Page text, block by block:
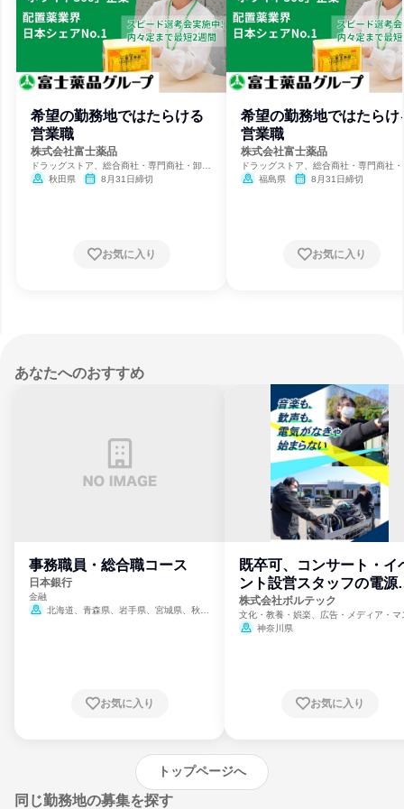
希望の勤務地ではたらける
営業職
株式会社富士薬品
ドラッグストア、総合商社・専門商社・卸
売、製薬
秋田県 8月31日締切
お気に入り
希望の勤務地ではたらけ
営業職
株式会社富士薬品
ドラッグストア、総合商社・専門商社
売、製薬
福島県 8月31日締切
お気に入り
あなたへのおすすめ
事務職員・総合職コース
日本銀行
金融
北海道、青森県、岩手県、宮城県、秋田
崎県、熊本県、大分県、宮崎県、鹿児島県、
お気に入り
既卒可、コンサート・イ
ント設営スタッフの電源
門
株式会社ボルテック
文化・教養・娯楽、広告・メディア・マ
ミ、電力・ガス・水道・エネルギー
神奈川県
お気に入り
トップページへ
同じ勤務地の募集を探す